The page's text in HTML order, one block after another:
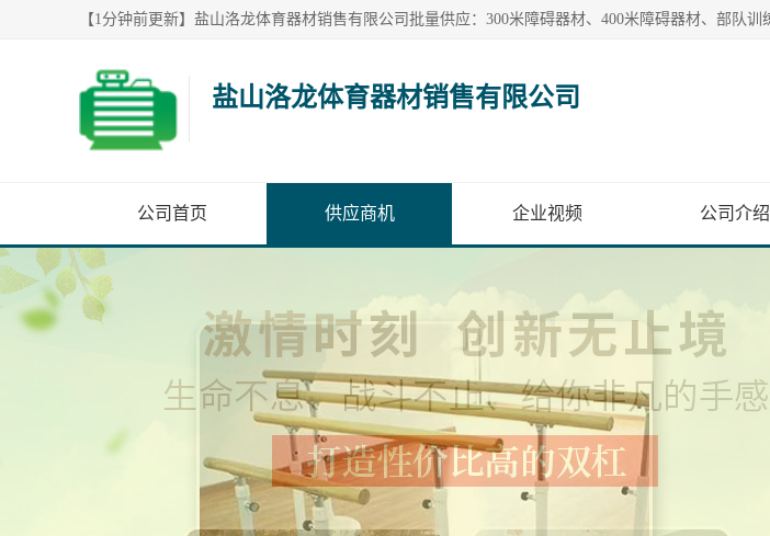
盐山洛龙体育器材销售有限公司
公司首页 供应商机 企业视频 公司介绍